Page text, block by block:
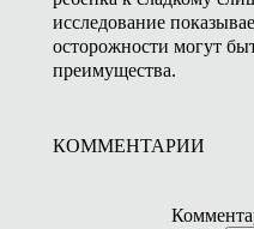
исследование
осторожности могут
преимущества.
КОММЕНТАРИИ